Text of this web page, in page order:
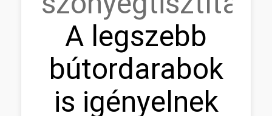
A legszebb
bútordarabok
is igényelnek